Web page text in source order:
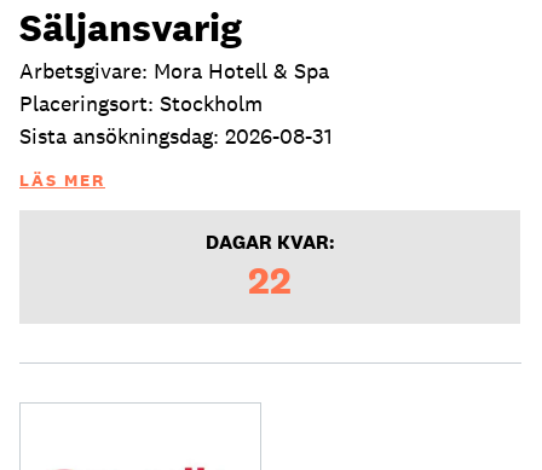
Säljansvarig
Arbetsgivare: Mora Hotell & Spa
Placeringsort: Stockholm
Sista ansökningsdag: 2026-08-31
LÄS MER
DAGAR KVAR:
22